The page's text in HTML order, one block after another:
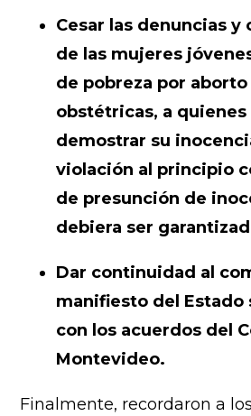
Cesar las denuncias
de las mujeres
de pobreza por
obstétricas, a quienes
demostrar su
violación al principio
de presunción de
debiera ser
Dar continuidad al
manifiesto del Estado
con los acuerdos del
Montevideo.
Finalmente, recordaron a